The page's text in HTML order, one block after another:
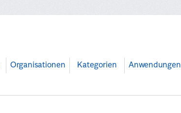
Organisationen Kategorien Anwendungen